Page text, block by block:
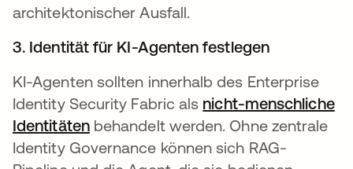
architektonischer Ausfall.
3. Identität für KI-Agenten festlegen
KI-Agenten sollten innerhalb des Enterprise
Identity Security Fabric als nicht-menschliche
Identitätenbehandelt werden. Ohne zentrale
Identity Governance können sich RAG-